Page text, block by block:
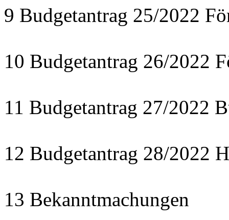
9 Budgetantrag 25/2022
10 Budgetantrag 26/2022
11 Budgetantrag 27/2022
12 Budgetantrag 28/2022
13 Bekanntmachungen